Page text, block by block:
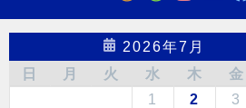
2026年7月
日
月 火 水 木 金
1
2 3